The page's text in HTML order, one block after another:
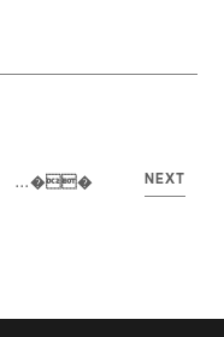
... NEXT
��